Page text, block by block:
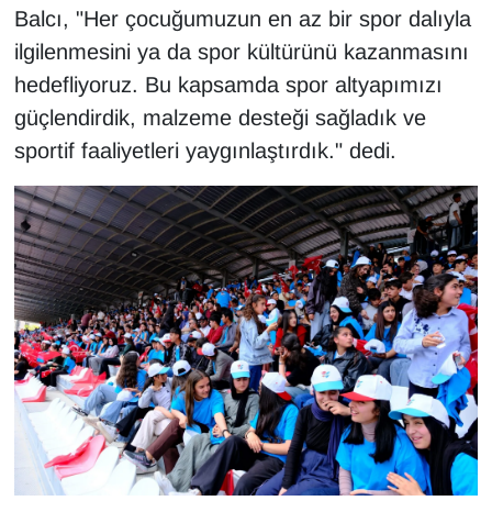
Balcı, "Her çocuğumuzun en az bir spor dalıyla
ilgilenmesini ya da spor kültürünü kazanmasını
hedefliyoruz. Bu kapsamda spor altyapımızı
güçlendirdik, malzeme desteği sağladık ve
sportif faaliyetleri yaygınlaştırdık." dedi.
TEKNOLOJİ
Turizm
VAN'DA SPOR
Vasıta
YAŞAM
YEREL